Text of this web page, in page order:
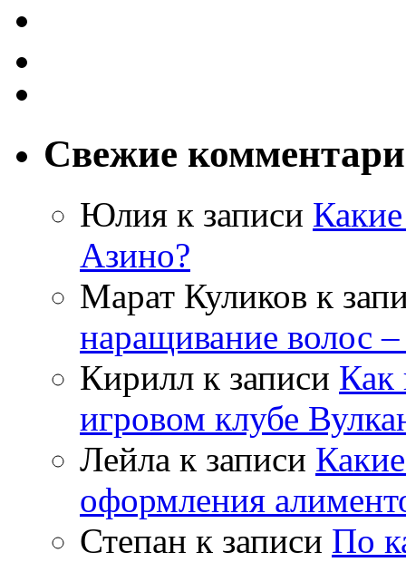
Свежие
Юлия к записи
Азино?
Марат Куликов к
наращивание волос
Кирилл к записи Как
игровом клубе
Лейла к записи
оформления
Степан к записи По